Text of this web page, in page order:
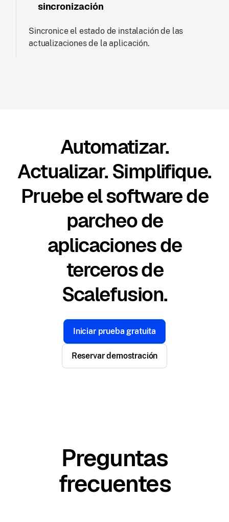
sincronización
Sincronice el estado de instalación de las
actualizaciones de la aplicación.
Automatizar.
Actualizar. Simplifique.
Pruebe el software de
parcheo de
aplicaciones de
terceros de
Scalefusion.
Iniciar prueba gratuita
Reservar demostración
Preguntas
frecuentes